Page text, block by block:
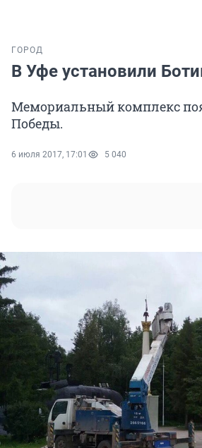
ГОРОД
В Уфе установили
Мемориальный комплекс
Победы.
6 июля 2017, 17:01 5 040